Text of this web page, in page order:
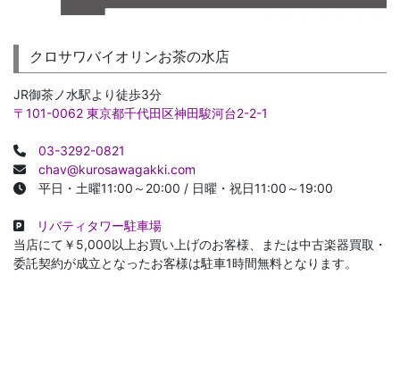
クロサワバイオリンお茶の水店
JR御茶ノ水駅より徒歩3分
〒101-0062 東京都千代田区神田駿河台2-2-1
03-3292-0821
chav@kurosawagakki.com
平日・土曜11:00～20:00 / 日曜・祝日11:00～19:00
リバティタワー駐車場
当店にて￥5,000以上お買い上げのお客様、または中古楽器買取・
委託契約が成立となったお客様は駐車1時間無料となります。